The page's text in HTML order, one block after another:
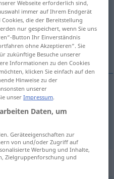
anklicken/antippen)
sallaya
Webseite erforderlich sind,
immer auf Ihrem Endgerät
die der Bereitstellung
nur gespeichert, wenn Sie uns
Button Ihr Einverständnis
ohne Akzeptieren“. Sie
zukünftige Besuche unserer
Informationen zu den Cookies
klicken Sie einfach auf den
Hinweise zu der
unserer
unserImpressum.
Daten, um
Geräteeigenschaften zur
von und/oder Zugriff auf
Werbung und Inhalte,
Zielgruppenforschung und